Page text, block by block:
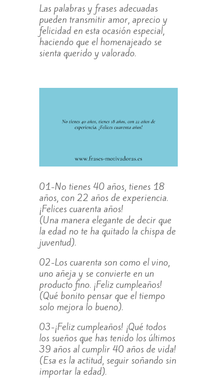
Las palabras y frases adecuadas
pueden transmitir amor, aprecio y
felicidad en esta ocasión especial,
haciendo que el homenajeado se
sienta querido y valorado.
01-No tienes 40 años, tienes 18
años, con 22 años de experiencia.
¡Felices cuarenta años!
(Una manera elegante de decir que
la edad no te ha quitado la chispa de
juventud).
02-Los cuarenta son como el vino,
uno añeja y se convierte en un
producto fino. ¡Feliz cumpleaños!
(Qué bonito pensar que el tiempo
solo mejora lo bueno).
03-¡Feliz cumpleaños! ¡Qué todos
los sueños que has tenido los últimos
39 años al cumplir 40 años de vida!
(Esa es la actitud, seguir soñando sin
importar la edad).